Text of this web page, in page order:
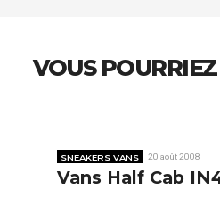
VOUS
SNEAKERS VANS 20 août 2008
Vans Half Cab